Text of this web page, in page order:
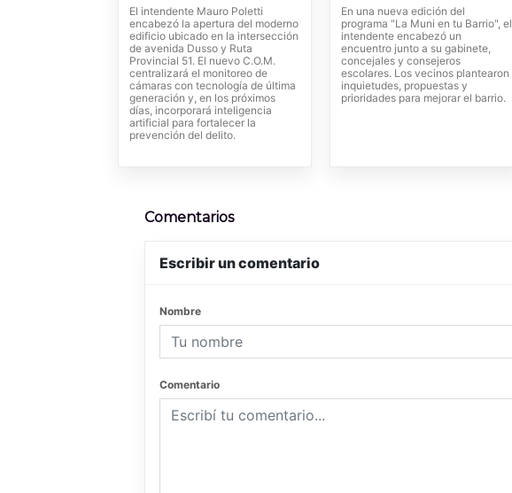
El intendente Mauro Poletti
encabezó la apertura del moderno
edificio ubicado en la intersección
de avenida Dusso y Ruta
Provincial 51. El nuevo C.O.M.
centralizará el monitoreo de
cámaras con tecnología de última
generación y, en los próximos
días, incorporará inteligencia
artificial para fortalecer la
prevención del delito.
En una nueva edición del
programa "La Muni en tu Barrio", el
intendente encabezó un
encuentro junto a su gabinete,
concejales y consejeros
escolares. Los vecinos plantearon
inquietudes, propuestas y
prioridades para mejorar el barrio.
Comentarios
Escribir un comentario
Nombre
Comentario